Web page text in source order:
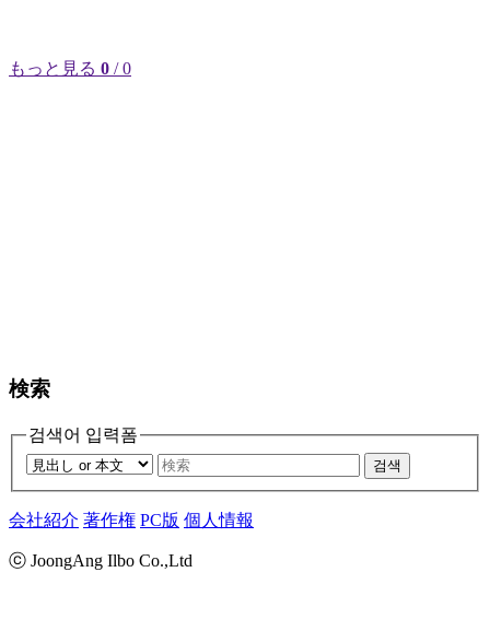
もっと見る 0 / 0
検索
검색어 입력폼
검색
会社紹介 著作権 PC版 個人情報
ⓒ JoongAng Ilbo Co.,Ltd